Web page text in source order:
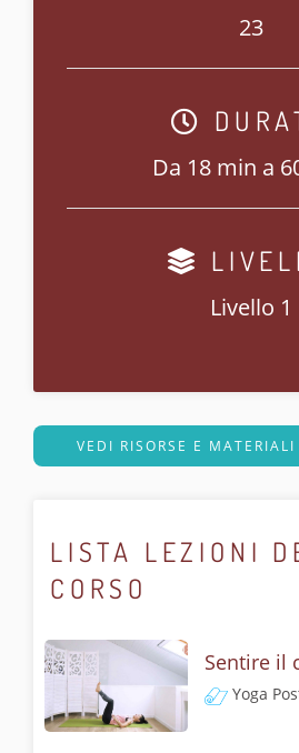
23
Da 18 min a
Livello 1
VEDI RISORSE E MATERIALI
LISTA LEZIONI
CORSO
Yoga